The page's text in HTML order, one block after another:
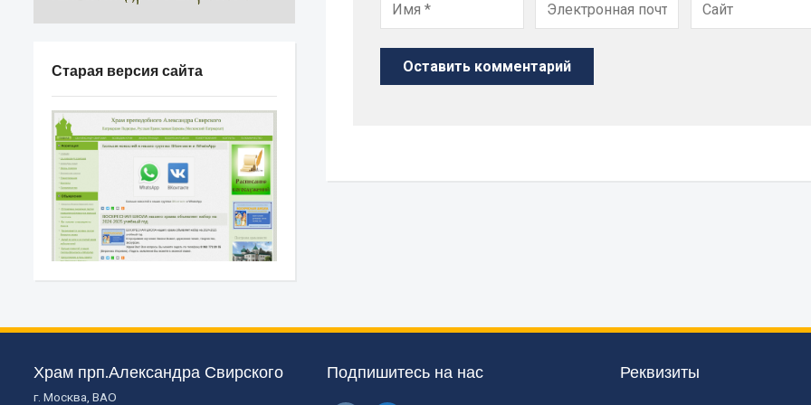
Старая версия сайта
Храм прп.Александра Свирского
г. Москва, ВАО
Подпишитесь на нас Реквизиты